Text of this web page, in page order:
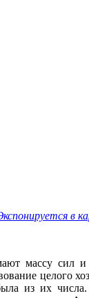
в
массу сил
из их